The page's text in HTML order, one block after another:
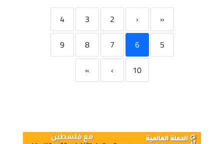
«
‹
2
3
4
5
6
7
8
9
10
›
»